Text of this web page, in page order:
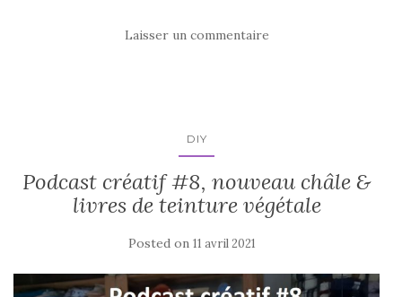
Laisser un commentaire
DIY
Podcast créatif #8, nouveau châle &
livres de teinture végétale
Posted on 11 avril 2021